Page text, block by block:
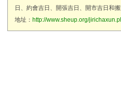
日、約會吉日、開張吉日、開市吉日和搬
地址： http://www.sheup.org/